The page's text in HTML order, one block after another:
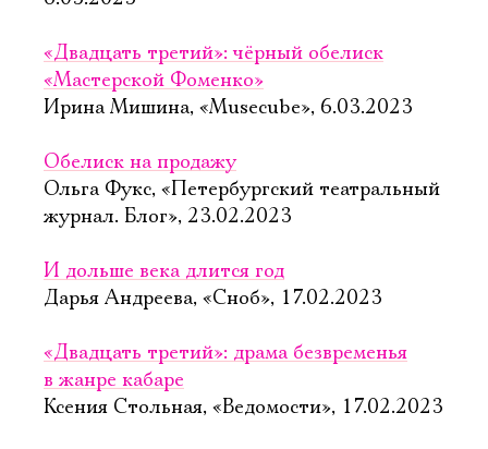
«Двадцать третий»: чёрный обелиск
«Мастерской Фоменко»
Ирина Мишина, «Musecube», 6.03.2023
Обелиск на продажу
Ольга Фукс, «Петербургский театральный
журнал. Блог», 23.02.2023
И дольше века длится год
Дарья Андреева, «Сноб», 17.02.2023
«Двадцать третий»: драма безвременья
в жанре кабаре
Ксения Стольная, «Ведомости», 17.02.2023